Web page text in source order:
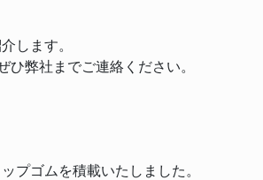
します。
弊社までご連絡ください。
プゴムを積載いたしました。